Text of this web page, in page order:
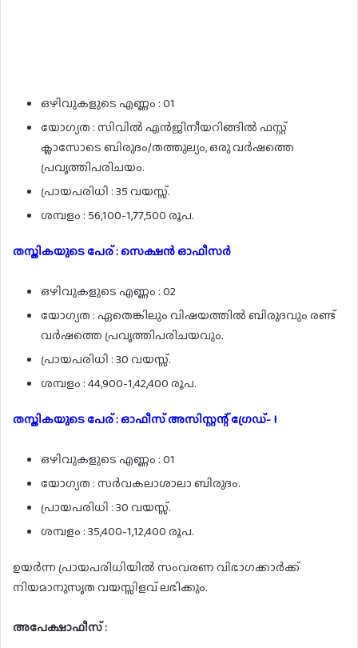
ഒഴിവുകളുടെ എണ്ണം : 01
യോഗ്യത : സിവിൽ എൻജിനീയറിങ്ങിൽ ഫസ്റ്റ്
ക്ലാസോടെ ബിരുദം/തത്തുല്യം, ഒരു വർഷത്തെ
പ്രവൃത്തിപരിചയം.
പ്രായപരിധി : 35 വയസ്സ്.
ശമ്പളം : 56,100-1,77,500 രൂപ.
തസ്തികയുടെ പേര് : സെക്ഷൻ ഓഫീസർ
ഒഴിവുകളുടെ എണ്ണം : 02
യോഗ്യത : ഏതെങ്കിലും വിഷയത്തിൽ ബിരുദവും രണ്ട്
വർഷത്തെ പ്രവൃത്തിപരിചയവും.
പ്രായപരിധി : 30 വയസ്സ്.
ശമ്പളം : 44,900-1,42,400 രൂപ.
തസ്തികയുടെ പേര് : ഓഫീസ് അസിസ്റ്റന്റ് ഗ്രേഡ്- I
ഒഴിവുകളുടെ എണ്ണം : 01
യോഗ്യത : സർവകലാശാലാ ബിരുദം.
പ്രായപരിധി : 30 വയസ്സ്.
ശമ്പളം : 35,400-1,12,400 രൂപ.
ഉയർന്ന പ്രായപരിധിയിൽ സംവരണ വിഭാഗക്കാർക്ക്
നിയമാനുസൃത വയസ്സിളവ് ലഭിക്കും.
അപേക്ഷാഫീസ് :